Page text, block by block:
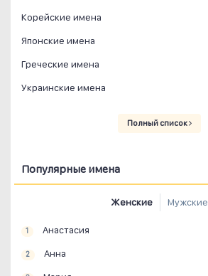
Корейские имена
Японские имена
Греческие имена
Украинские имена
Полный список
Популярные имена
Женские Мужские
1 Анастасия
2 Анна